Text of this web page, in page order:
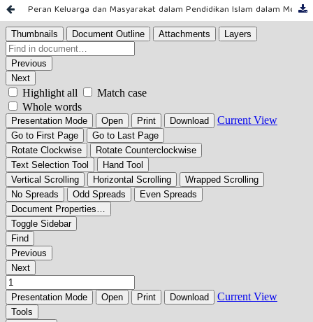
Peran Keluarga dan Masyarakat dalam Pendidikan Islam dalam Membentuk Akhlak Anak